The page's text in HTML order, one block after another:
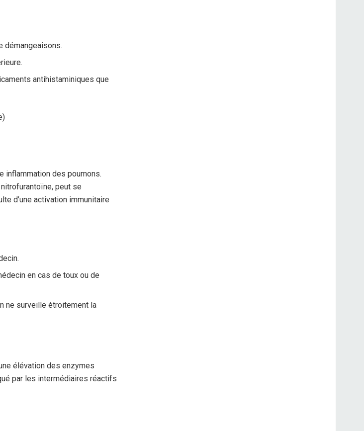
démangeaisons.
antihistaminiques que
inflammation des poumons.
peut se
d’une activation immunitaire
en cas de toux ou de
ne surveille étroitement la
élévation des enzymes
par les intermédiaires réactifs